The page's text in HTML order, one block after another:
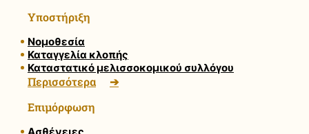
Υποστήριξη
Νομοθεσία
Καταγγελία κλοπής
Καταστατικό μελισσοκομικού συλλόγου
Περισσότερα
Επιμόρφωση